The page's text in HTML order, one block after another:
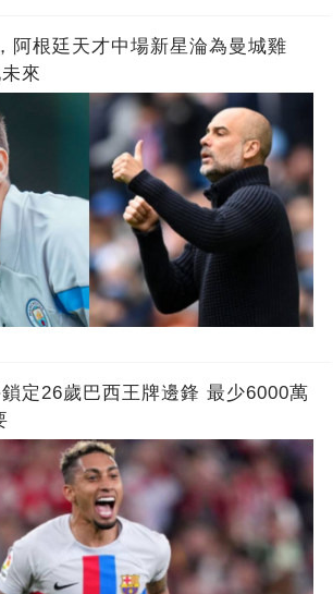
阿根廷天才中場新星淪為曼城雞
來
定26歲巴西王牌邊鋒 最少6000萬